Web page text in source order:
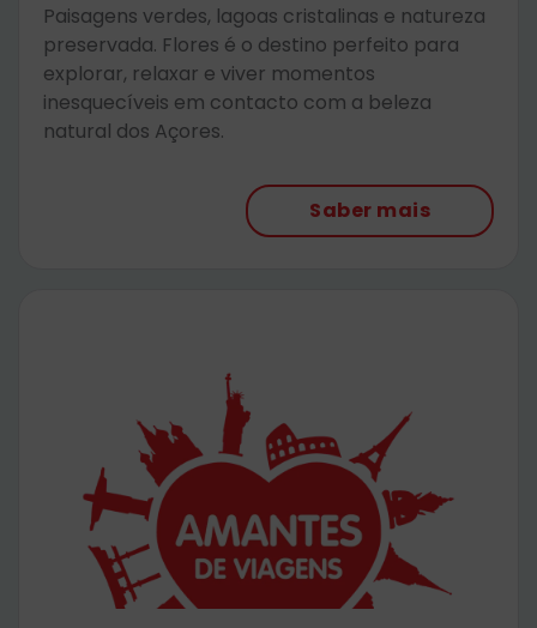
Paisagens verdes, lagoas cristalinas e natureza
preservada. Flores é o destino perfeito para
explorar, relaxar e viver momentos
inesquecíveis em contacto com a beleza
natural dos Açores.
Saber mais